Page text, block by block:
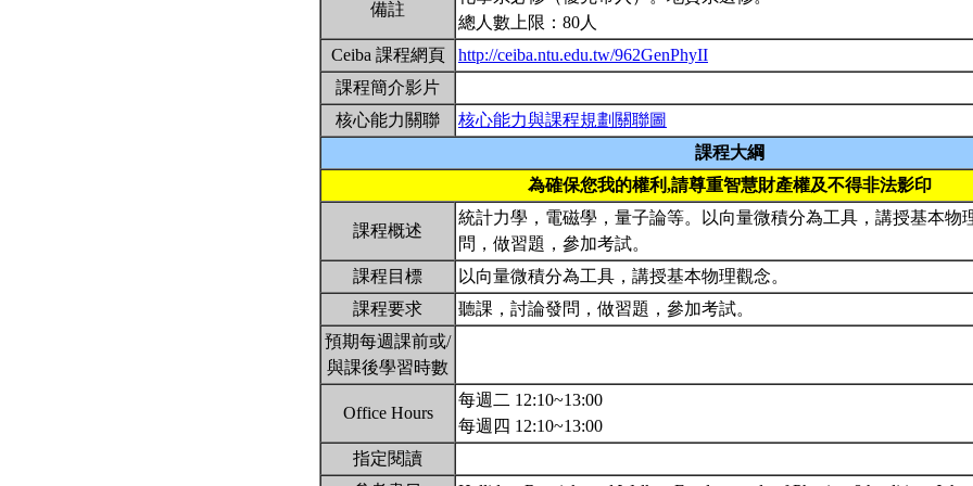
備註
總人數上限：80人
Ceiba 課程網頁
http://ceiba.ntu.edu.tw/962GenPhyII
課程簡介影片
核心能力關聯
核心能力與課程規劃關聯圖
課程大綱
為確保您我的權利,請尊重智慧財產權及不得非法影印
課程概述
統計力學，電磁學，量子論等。以向量微積分為工具，講授基本物
問，做習題，參加考試。
課程目標
以向量微積分為工具，講授基本物理觀念。
課程要求
聽課，討論發問，做習題，參加考試。
預期每週課前或/
與課後學習時數
Office Hours
每週二 12:10~13:00
每週四 12:10~13:00
指定閱讀